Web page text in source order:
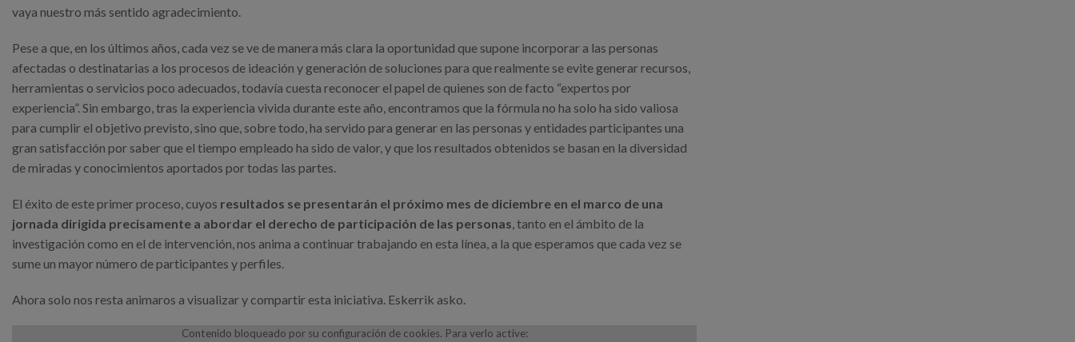
vaya nuestro más sentido agradecimiento.
Pese a que, en los últimos años, cada vez se ve de manera más clara la oportunidad que supone incorporar a las personas
afectadas o destinatarias a los procesos de ideación y generación de soluciones para que realmente se evite generar recursos,
herramientas o servicios poco adecuados, todavía cuesta reconocer el papel de quienes son de facto “expertos por
experiencia”. Sin embargo, tras la experiencia vivida durante este año, encontramos que la fórmula no ha solo ha sido valiosa
para cumplir el objetivo previsto, sino que, sobre todo, ha servido para generar en las personas y entidades participantes una
gran satisfacción por saber que el tiempo empleado ha sido de valor, y que los resultados obtenidos se basan en la diversidad
de miradas y conocimientos aportados por todas las partes.
El éxito de este primer proceso, cuyos resultados se presentarán el próximo mes de diciembre en el marco de una
jornada dirigida precisamente a abordar el derecho de participación de las personas, tanto en el ámbito de la
investigación como en el de intervención, nos anima a continuar trabajando en esta línea, a la que esperamos que cada vez se
sume un mayor número de participantes y perfiles.
Ahora solo nos resta animaros a visualizar y compartir esta iniciativa. Eskerrik asko.
Contenido bloqueado por su configuración de cookies. Para verlo active: